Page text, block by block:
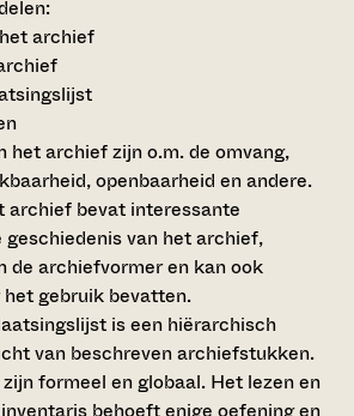
archief
het archief zijn o.m. de omvang,
openbaarheid en andere.
archief bevat interessante
van het archief,
de archiefvormer en kan ook
gebruik bevatten.
is een hiërarchisch
van beschreven archiefstukken.
formeel en globaal. Het lezen en
behoeft enige oefening en